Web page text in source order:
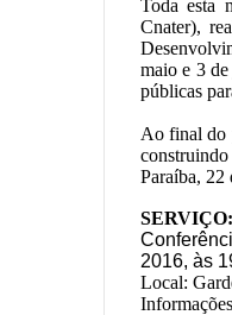
Toda esta
Cnater),
maio e 3
públicas
Ao final do
Paraíba, 22
SERVIÇO:
2016, às
Local: